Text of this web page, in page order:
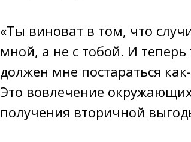
«Ты виноват в том, что
мной, а не с тобой. И
должен мне постараться
Это вовлечение
получения вторичной